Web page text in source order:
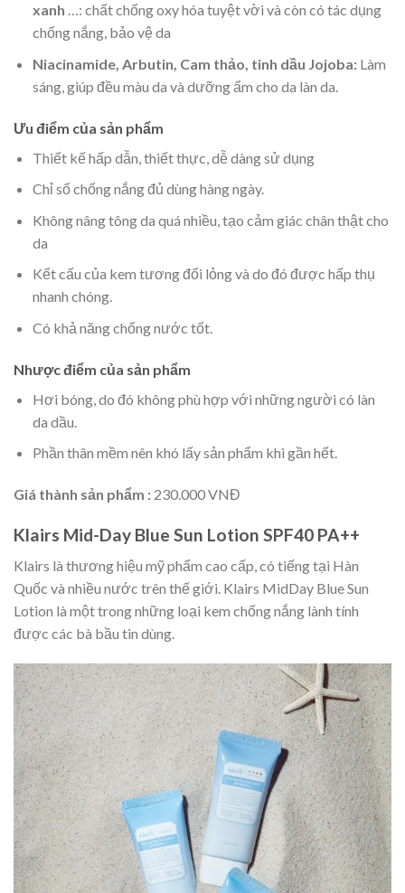
xanh …: chất chống oxy hóa tuyệt vời và còn có tác dụng
chống nắng, bảo vệ da
Niacinamide, Arbutin, Cam thảo, tinh dầu Jojoba:Làm
sáng, giúp đều màu da và dưỡng ẩm cho da làn da.
Ưu điểm của sản phẩm
Thiết kế hấp dẫn, thiết thực, dễ dàng sử dụng
Chỉ số chống nắng đủ dùng hàng ngày.
Không nâng tông da quá nhiều, tạo cảm giác chân thật cho
da
Kết cấu của kem tương đối lỏng và do đó được hấp thụ
nhanh chóng.
Có khả năng chống nước tốt.
Nhược điểm của sản phẩm
Hơi bóng, do đó không phù hợp với những người có làn
da dầu.
Phần thân mềm nên khó lấy sản phẩm khi gần hết.
Giá thành sản phẩm : 230.000 VNĐ
Klairs Mid-Day Blue Sun Lotion SPF40 PA++
Klairs là thương hiệu mỹ phẩm cao cấp, có tiếng tại Hàn
Quốc và nhiều nước trên thế giới. Klairs MidDay Blue Sun
Lotion là một trong những loại kem chống nắng lành tính
được các bà bầu tin dùng.